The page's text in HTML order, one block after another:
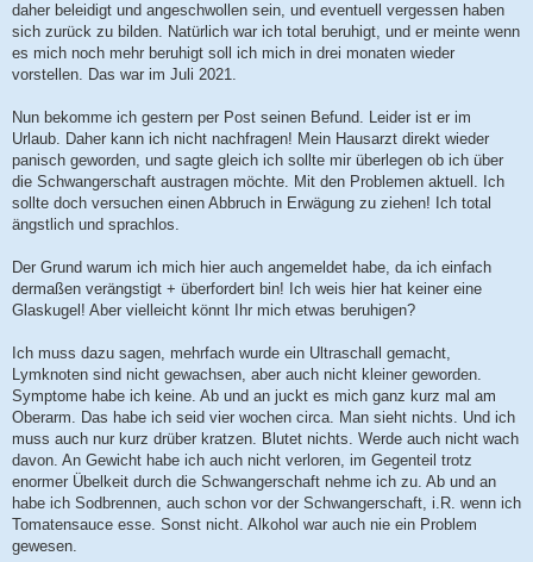
daher beleidigt und angeschwollen sein, und eventuell vergessen haben
sich zurück zu bilden. Natürlich war ich total beruhigt, und er meinte wenn
es mich noch mehr beruhigt soll ich mich in drei monaten wieder
vorstellen. Das war im Juli 2021.
Nun bekomme ich gestern per Post seinen Befund. Leider ist er im
Urlaub. Daher kann ich nicht nachfragen! Mein Hausarzt direkt wieder
panisch geworden, und sagte gleich ich sollte mir überlegen ob ich über
die Schwangerschaft austragen möchte. Mit den Problemen aktuell. Ich
sollte doch versuchen einen Abbruch in Erwägung zu ziehen! Ich total
ängstlich und sprachlos.
Der Grund warum ich mich hier auch angemeldet habe, da ich einfach
dermaßen verängstigt + überfordert bin! Ich weis hier hat keiner eine
Glaskugel! Aber vielleicht könnt Ihr mich etwas beruhigen?
Ich muss dazu sagen, mehrfach wurde ein Ultraschall gemacht,
Lymknoten sind nicht gewachsen, aber auch nicht kleiner geworden.
Symptome habe ich keine. Ab und an juckt es mich ganz kurz mal am
Oberarm. Das habe ich seid vier wochen circa. Man sieht nichts. Und ich
muss auch nur kurz drüber kratzen. Blutet nichts. Werde auch nicht wach
davon. An Gewicht habe ich auch nicht verloren, im Gegenteil trotz
enormer Übelkeit durch die Schwangerschaft nehme ich zu. Ab und an
habe ich Sodbrennen, auch schon vor der Schwangerschaft, i.R. wenn ich
Tomatensauce esse. Sonst nicht. Alkohol war auch nie ein Problem
gewesen.